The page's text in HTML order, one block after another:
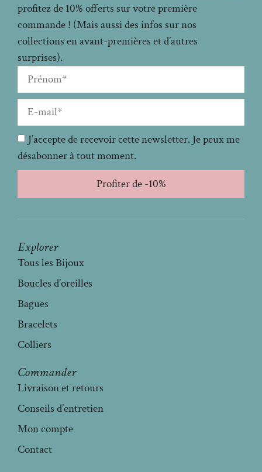
profitez de 10% offerts sur votre première
commande ! (Mais aussi des infos sur nos
collections en avant-premières et d’autres
surprises).
J’accepte de recevoir cette newsletter. Je peux me
désabonner à tout moment.
Profiter de -10%
Explorer
Tous les Bijoux
Boucles d’oreilles
Bagues
Bracelets
Colliers
Commander
Livraison et retours
Conseils d’entretien
Mon compte
Contact